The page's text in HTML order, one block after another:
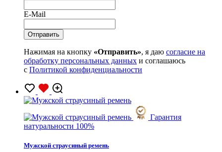
E-Mail
Нажимая на кнопку «Отправить», я даю согласие на
обработку персональных данных и соглашаюсь
с Политикой конфиденциальности
Гарантия
натуральности 100%
Мужской страусиный ремень